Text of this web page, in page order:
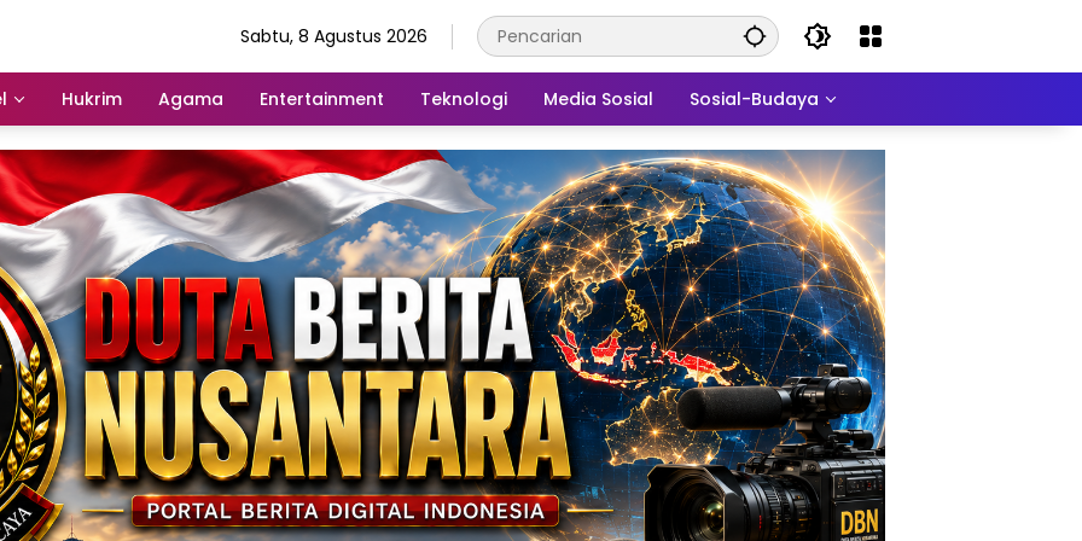
Sabtu, 8 Agustus 2026
Hukrim Agama Entertainment Teknologi Media Sosial Sosial-Budaya